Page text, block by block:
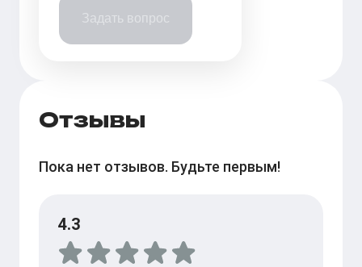
Задать вопрос
Отзывы
Пока нет отзывов. Будьте первым!
4.3